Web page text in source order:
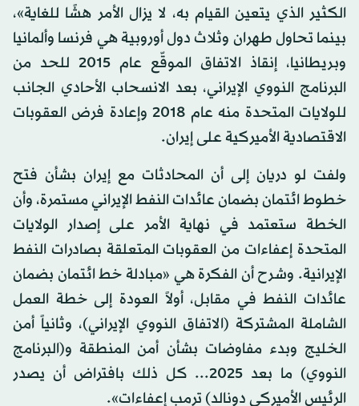
الكثير الذي يتعين القيام به، لا يزال الأمر هشًا للغاية»،
بينما تحاول طهران وثلاث دول أوروبية هي فرنسا وألمانيا
وبريطانيا، إنقاذ الاتفاق الموقّع عام 2015 للحد من
البرنامج النووي الإيراني، بعد الانسحاب الأحادي الجانب
للولايات المتحدة منه عام 2018 وإعادة فرض العقوبات
الاقتصادية الأميركية على إيران.
ولفت لو دريان إلى أن المحادثات مع إيران بشأن فتح
خطوط ائتمان بضمان عائدات النفط الإيراني مستمرة، وأن
الخطة ستعتمد في نهاية الأمر على إصدار الولايات
المتحدة إعفاءات من العقوبات المتعلقة بصادرات النفط
الإيرانية. وشرح أن الفكرة هي «مبادلة خط ائتمان بضمان
عائدات النفط في مقابل، أولاً العودة إلى خطة العمل
الشاملة المشتركة (الاتفاق النووي الإيراني)، وثانياً أمن
الخليج وبدء مفاوضات بشأن أمن المنطقة و(البرنامج
النووي) ما بعد 2025... كل ذلك بافتراض أن يصدر
الرئيس الأميركي دونالد) ترمب إعفاءات».